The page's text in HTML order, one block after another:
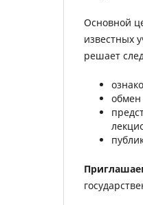
Основной
известных
решает
обмен